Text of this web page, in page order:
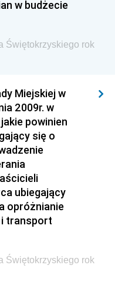
Morskiej i
i Finansów
Górniczego
Transportu
i
i Rozwoju
Dyrektora Archiwów
Inwestycji i
w budżecie
Świętokrzyskiego rok
Miejskiej w
2009r. w
powinien
się o
ubiegający
opróżnianie
i transport
Świętokrzyskiego rok